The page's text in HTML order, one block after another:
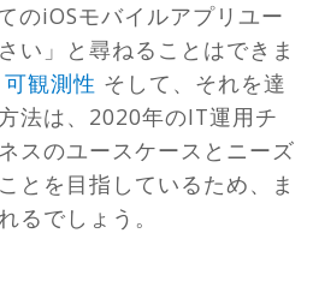
のiOSモバイルアプリユー
い」と尋ねることはできま
可観測性 そして、それを達
法は、2020年のIT運用チ
スのユースケースとニーズ
とを目指しているため、ま
るでしょう。